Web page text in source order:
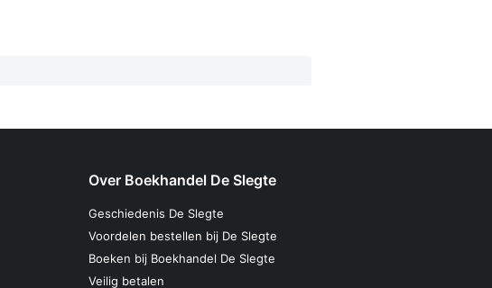
Over Boekhandel De Slegte
Geschiedenis De Slegte
Voordelen bestellen bij De Slegte
Boeken bij Boekhandel De Slegte
Veilig betalen